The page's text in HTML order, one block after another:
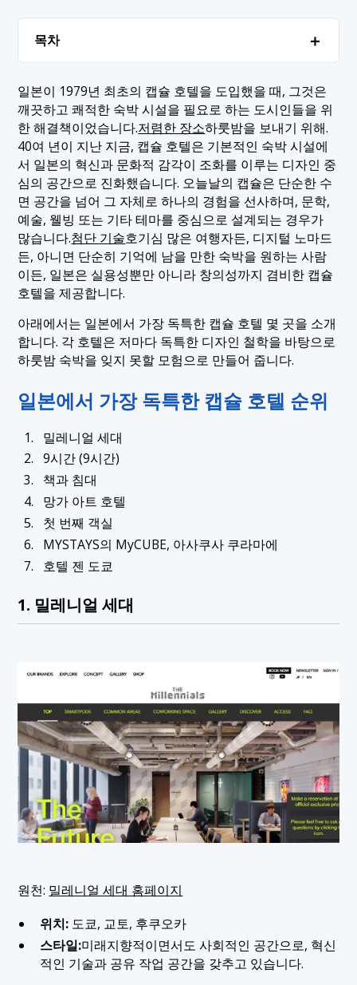
목차 ＋
1.1 1. 밀레니얼 세대
1.2 2. 9시간 (9시간)
1.3 3. 책과 침대
1.4 4. 망가 아트 호텔
1.5 5. 첫 번째 객실
1.6 6. MyCUBE by MYSTAYS 아사쿠사 쿠라마에
1.7 7. 호텔 젠 도쿄
2. 결론
일본이 1979년 최초의 캡슐 호텔을 도입했을 때, 그것은
깨끗하고 쾌적한 숙박 시설을 필요로 하는 도시인들을 위
한 해결책이었습니다.저렴한 장소하룻밤을 보내기 위해.
40여 년이 지난 지금, 캡슐 호텔은 기본적인 숙박 시설에
서 일본의 혁신과 문화적 감각이 조화를 이루는 디자인 중
심의 공간으로 진화했습니다. 오늘날의 캡슐은 단순한 수
면 공간을 넘어 그 자체로 하나의 경험을 선사하며, 문학,
예술, 웰빙 또는 기타 테마를 중심으로 설계되는 경우가
많습니다.첨단 기술호기심 많은 여행자든, 디지털 노마드
든, 아니면 단순히 기억에 남을 만한 숙박을 원하는 사람
이든, 일본은 실용성뿐만 아니라 창의성까지 겸비한 캡슐
호텔을 제공합니다.
아래에서는 일본에서 가장 독특한 캡슐 호텔 몇 곳을 소개
합니다. 각 호텔은 저마다 독특한 디자인 철학을 바탕으로
하룻밤 숙박을 잊지 못할 모험으로 만들어 줍니다.
일본에서 가장 독특한 캡슐 호텔 순위
밀레니얼 세대
9시간 (9시간)
책과 침대
망가 아트 호텔
첫 번째 객실
MYSTAYS의 MyCUBE, 아사쿠사 쿠라마에
호텔 젠 도쿄
1. 밀레니얼 세대
원천: 밀레니얼 세대 홈페이지
위치:도쿄, 교토, 후쿠오카
스타일:미래지향적이면서도 사회적인 공간으로, 혁신
적인 기술과 공유 작업 공간을 갖추고 있습니다.